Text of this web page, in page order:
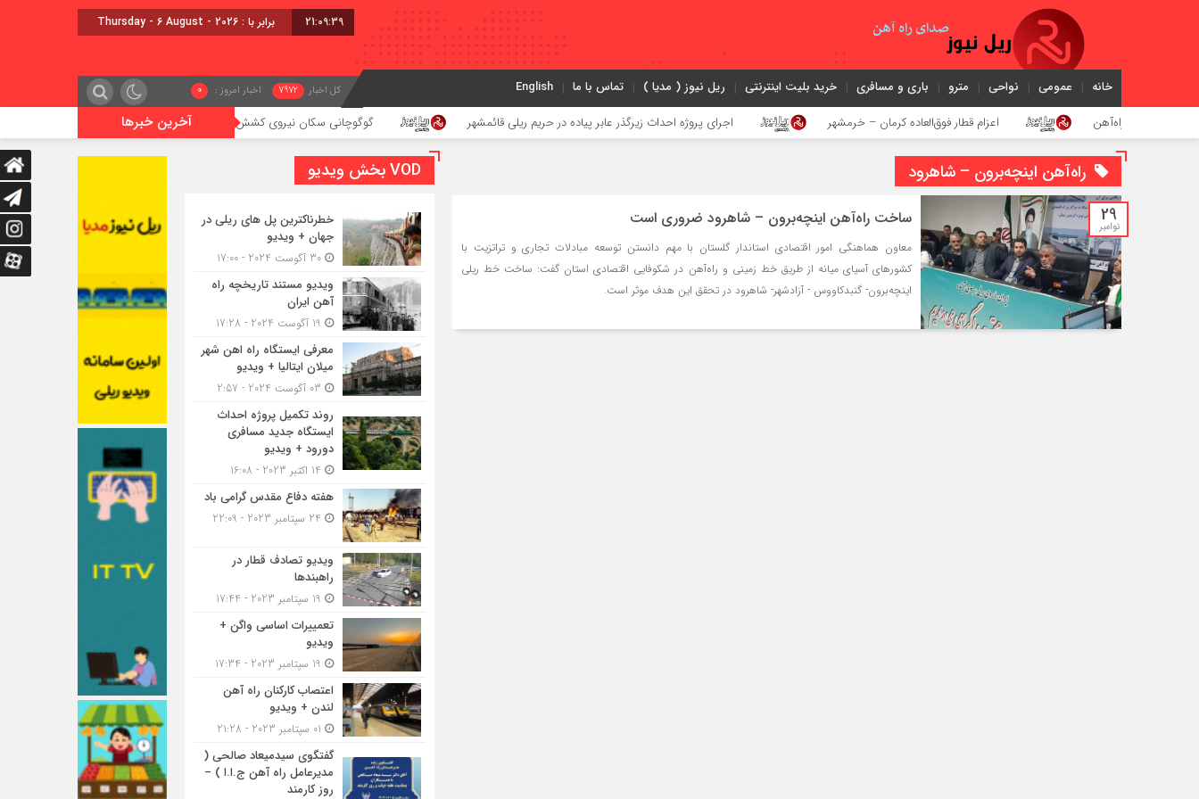
21:09:39 برابر با : Thursday - 6 August - 2026
خانه عمومی نواحی مترو باری و مسافری خرید بلیت اینترنتی ریل نیوز ( مدیا ) تماس با ما English کل اخبار 7972 اخبار امروز : 0
آخرین خبرها اعزام قطار فوق‌العاده کرمان – خرمشهر اجرای پروژه احداث زیرگذر عابر پیاده در حریم ریلی قائمشهر گوگوچانی سکان نیروی کشش را برعهده گرفت
راه‌آهن اینچه‌برون – شاهرود
29
نوامبر ساخت راه‌آهن اینچه‌برون – شاهرود ضروری است
معاون هماهنگی امور اقتصادی استاندار گلستان با مهم دانستن توسعه مبادلات تجاری و تراتزیت با
کشورهای آسیای میانه از طریق خط زمینی و راه‌آهن در شکوفایی اقتصادی استان گفت: ساخت خط ریلی
اینچه‌برون- گنبدکاووس - آزادشهر- شاهرود در تحقق این هدف موثر است.
VOD بخش ویدیو
خطرناکترین پل های ریلی در
جهان + ویدیو
ویدیو مستند تاریخچه راه
آهن ایران
معرفی ایستگاه راه اهن شهر
میلان ایتالیا + ویدیو
روند تکمیل پروژه احداث
ایستگاه جدید مسافری
دورود + ویدیو
هفته دفاع مقدس گرامی باد
ویدیو تصادف قطار در
راهبندها
تعمییرات اساسی واگن +
ویدیو
اعتصاب کارکنان راه آهن
لندن + ویدیو
گفتگوی سیدمیعاد صالحی (
مدیرعامل راه آهن ج.ا.ا ) –
روز کارمند